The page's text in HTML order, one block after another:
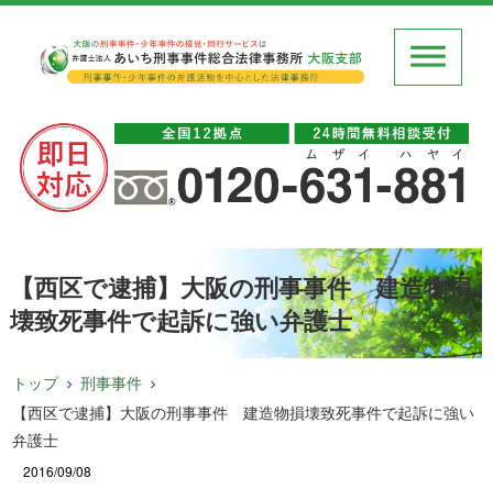
【西区で逮捕】大阪の刑事事件 建造物損
壊致死事件で起訴に強い弁護士
トップ
刑事事件
【西区で逮捕】大阪の刑事事件 建造物損壊致死事件で起訴に強い
弁護士
2016/09/08